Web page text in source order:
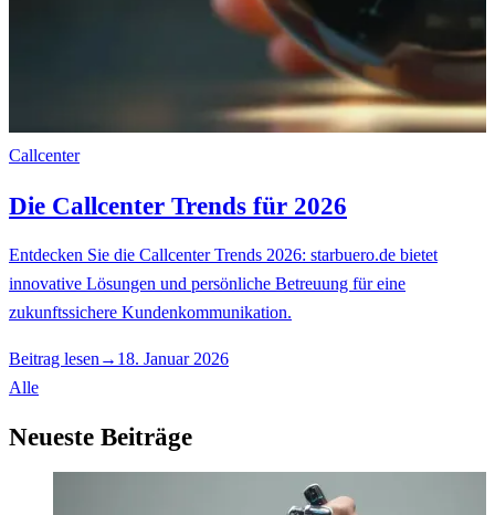
Callcenter
Die Callcenter Trends für 2026
Entdecken Sie die Callcenter Trends 2026: starbuero.de bietet
innovative Lösungen und persönliche Betreuung für eine
zukunftssichere Kundenkommunikation.
Beitrag lesen→ 18. Januar 2026
Alle
Neueste Beiträge